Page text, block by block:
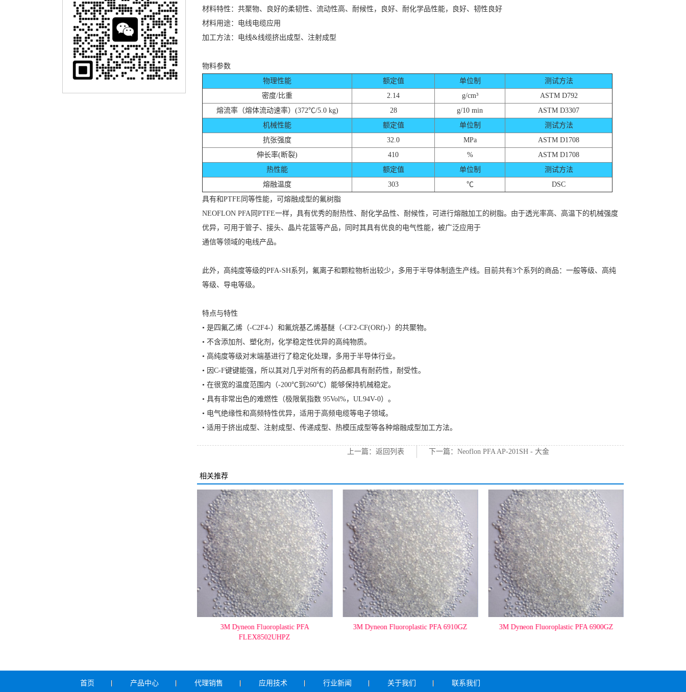
材料特性：共聚物、良好的柔韧性、流动性高、耐候性，良好、耐化学品性能，良好、韧性良好
材料用途：电线电缆应用
加工方法：电线&线缆挤出成型、注射成型
物料参数
物理性能
额定值 单位制
测试方法
密度/比重
2.14 g/cm³
ASTM D792
熔流率（熔体流动速率）(372℃/5.0 kg)
28 g/10 min
ASTM D3307
机械性能
额定值 单位制
测试方法
抗张强度
32.0 MPa
ASTM D1708
伸长率(断裂)
410 %
ASTM D1708
热性能
额定值 单位制
测试方法
熔融温度
303 ℃
DSC
具有和PTFE同等性能，可熔融成型的氟树脂
NEOFLON PFA同PTFE一样，具有优秀的耐热性、耐化学品性、耐候性，可进行熔融加工的树脂。由于透光率高、高温下的机械强度
优异，可用于管子、接头、晶片花篮等产品，同时其具有优良的电气性能，被广泛应用于
通信等领域的电线产品。
此外，高纯度等级的PFA-SH系列，氟离子和颗粒物析出较少，多用于半导体制造生产线。目前共有3个系列的商品：一般等级、高纯
等级、导电等级。
特点与特性
• 是四氟乙烯（-C2F4-）和氟烷基乙烯基醚（-CF2-CF(ORf)-）的共聚物。
• 不含添加剂、塑化剂，化学稳定性优异的高纯物质。
• 高纯度等级对末端基进行了稳定化处理，多用于半导体行业。
• 因C-F键键能强，所以其对几乎对所有的药品都具有耐药性，耐受性。
• 在很宽的温度范围内（-200℃到260℃）能够保持机械稳定。
• 具有非常出色的难燃性（极限氧指数 95Vol%，UL94V-0）。
• 电气绝缘性和高频特性优异，适用于高频电缆等电子领域。
• 适用于挤出成型、注射成型、传递成型、热模压成型等各种熔融成型加工方法。
上一篇：返回列表 下一篇：Neoflon PFA AP-201SH - 大金
相关推荐
3M Dyneon Fluoroplastic PFA
FLEX8502UHPZ
3M Dyneon Fluoroplastic PFA 6910GZ 3M Dyneon Fluoroplastic PFA 6900GZ
首页 产品中心 代理销售 应用技术 行业新闻 关于我们 联系我们